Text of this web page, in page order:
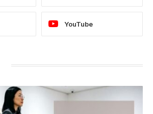
YouTube